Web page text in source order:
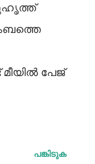
പേജ്
പങ്കിടുക